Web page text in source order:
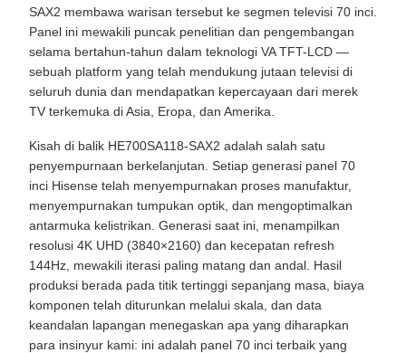
SAX2 membawa warisan tersebut ke segmen televisi 70 inci.
Panel ini mewakili puncak penelitian dan pengembangan
selama bertahun-tahun dalam teknologi VA TFT-LCD —
sebuah platform yang telah mendukung jutaan televisi di
seluruh dunia dan mendapatkan kepercayaan dari merek
TV terkemuka di Asia, Eropa, dan Amerika.
Kisah di balik HE700SA118-SAX2 adalah salah satu
penyempurnaan berkelanjutan. Setiap generasi panel 70
inci Hisense telah menyempurnakan proses manufaktur,
menyempurnakan tumpukan optik, dan mengoptimalkan
antarmuka kelistrikan. Generasi saat ini, menampilkan
resolusi 4K UHD (3840×2160) dan kecepatan refresh
144Hz, mewakili iterasi paling matang dan andal. Hasil
produksi berada pada titik tertinggi sepanjang masa, biaya
komponen telah diturunkan melalui skala, dan data
keandalan lapangan menegaskan apa yang diharapkan
para insinyur kami: ini adalah panel 70 inci terbaik yang